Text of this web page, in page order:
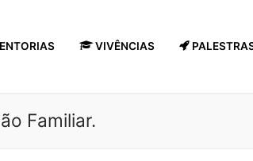
VIVÊNCIAS
Familiar.